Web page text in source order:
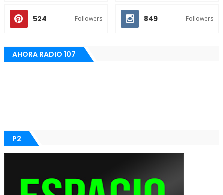
524 Followers 849 Followers
AHORA RADIO 107
P2